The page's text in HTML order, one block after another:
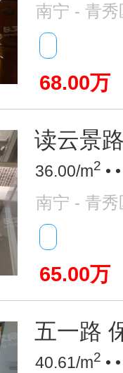
南宁 - 青秀
68.00万
读云景
36.00/m2 •
南宁 - 青秀
65.00万
五一路
40.61/m2 •